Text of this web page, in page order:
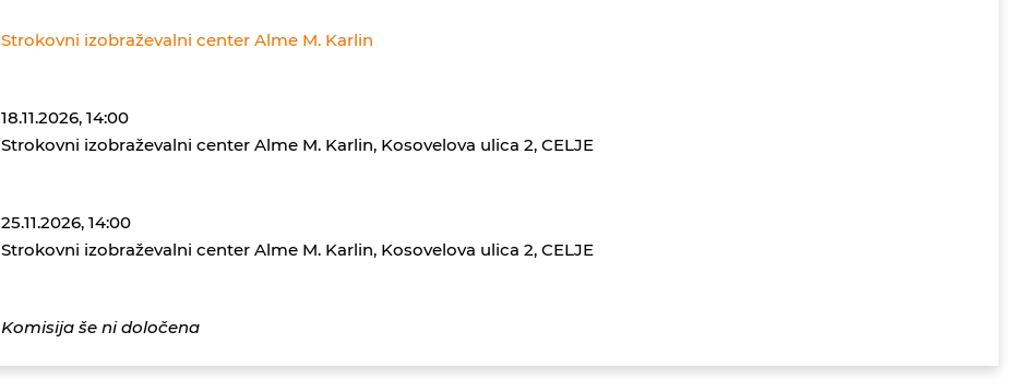
Strokovni izobraževalni center Alme M. Karlin
18.11.2026, 14:00
Strokovni izobraževalni center Alme M. Karlin, Kosovelova ulica 2, CELJE
25.11.2026, 14:00
Strokovni izobraževalni center Alme M. Karlin, Kosovelova ulica 2, CELJE
Komisija še ni določena